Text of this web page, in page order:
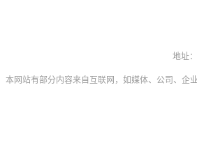
地址
本网站有部分内容来自互联网，如媒体、公司、企